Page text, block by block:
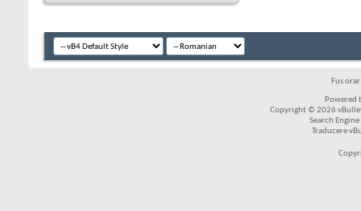
Fus
Powered
Copyright © 2026
Search
Traducere